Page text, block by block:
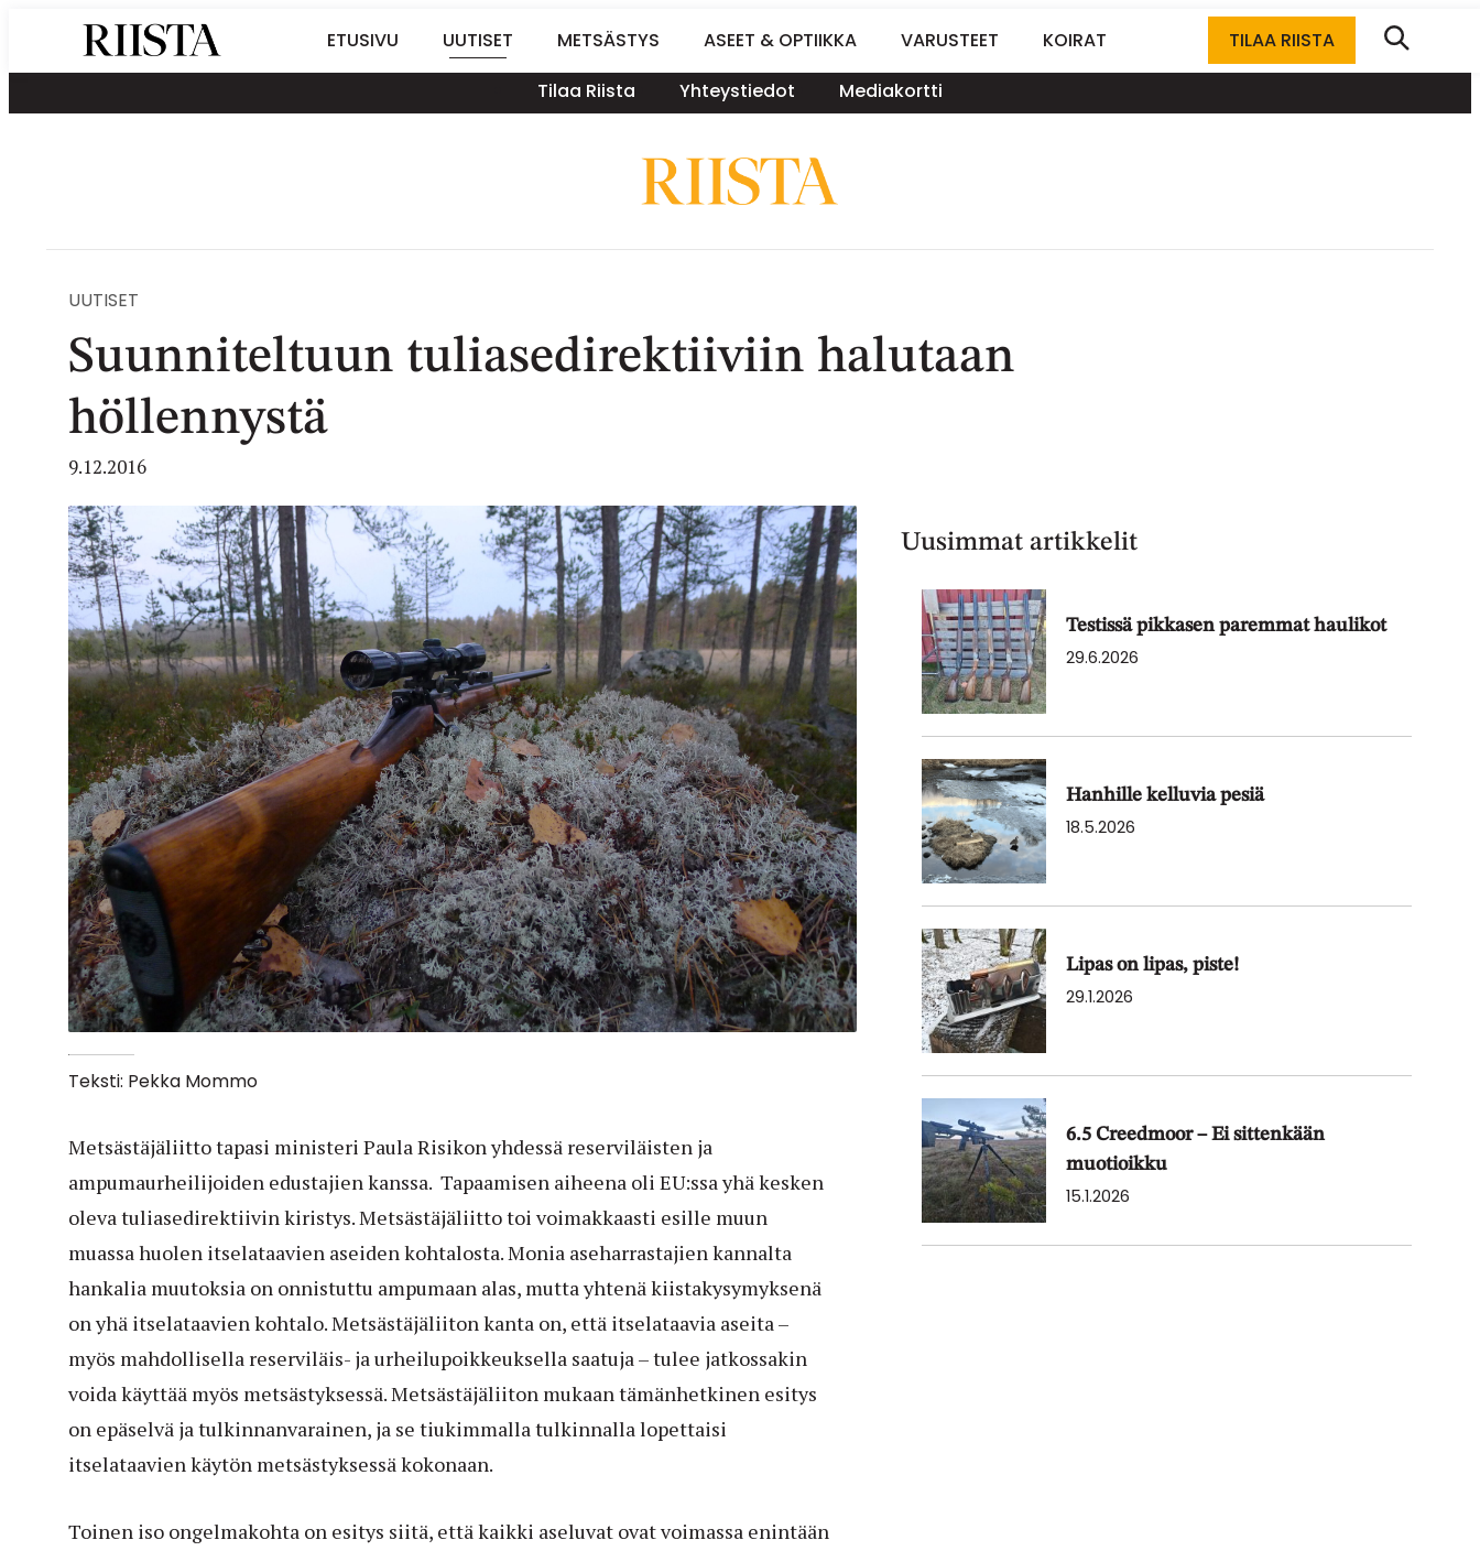
sisältöön
Riistalehti.fi
Metsästyksen
erikoislehti
ETUSIVU UUTISET METSÄSTYS ASEET & OPTIIKKA VARUSTEET KOIRAT
TILAA RIISTA
Tilaa Riista
Yhteystiedot Mediakortti
UUTISET
Suunniteltuun tuliasedirektiiviin halutaan
höllennystä
9.12.2016
Teksti: Pekka Mommo
Metsästäjäliitto tapasi ministeri Paula Risikon yhdessä reserviläisten ja
ampumaurheilijoiden edustajien kanssa. Tapaamisen aiheena oli EU:ssa yhä kesken
oleva tuliasedirektiivin kiristys. Metsästäjäliitto toi voimakkaasti esille muun
muassa huolen itselataavien aseiden kohtalosta. Monia aseharrastajien kannalta
hankalia muutoksia on onnistuttu ampumaan alas, mutta yhtenä kiistakysymyksenä
on yhä itselataavien kohtalo. Metsästäjäliiton kanta on, että itselataavia aseita –
myös mahdollisella reserviläis- ja urheilupoikkeuksella saatuja – tulee jatkossakin
voida käyttää myös metsästyksessä. Metsästäjäliiton mukaan tämänhetkinen esitys
on epäselvä ja tulkinnanvarainen, ja se tiukimmalla tulkinnalla lopettaisi
itselataavien käytön metsästyksessä kokonaan.
Toinen iso ongelmakohta on esitys siitä, että kaikki aseluvat ovat voimassa enintään
Uusimmat artikkelit
Testissä pikkasen paremmat haulikot
29.6.2026
Hanhille kelluvia pesiä
18.5.2026
Lipas on lipas, piste!
29.1.2026
6.5 Creedmoor – Ei sittenkään
muotioikku
15.1.2026